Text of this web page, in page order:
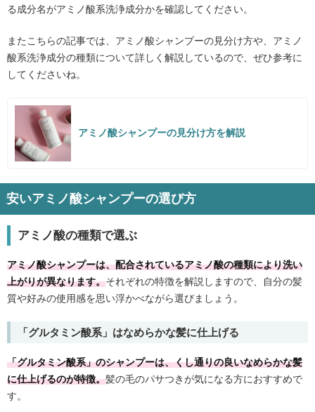
る成分名がアミノ酸系洗浄成分かを確認してください。
またこちらの記事では、アミノ酸シャンプーの見分け方や、アミノ
酸系洗浄成分の種類について詳しく解説しているので、ぜひ参考に
してくださいね。
アミノ酸シャンプーの見分け方を解説
安いアミノ酸シャンプーの選び方
アミノ酸の種類で選ぶ
アミノ酸シャンプーは、配合されているアミノ酸の種類により洗い
上がりが異なります。それぞれの特徴を解説しますので、自分の髪
質や好みの使用感を思い浮かべながら選びましょう。
「グルタミン酸系」はなめらかな髪に仕上げる
「グルタミン酸系」のシャンプーは、くし通りの良いなめらかな髪
に仕上げるのが特徴。髪の毛のパサつきが気になる方におすすめで
す。